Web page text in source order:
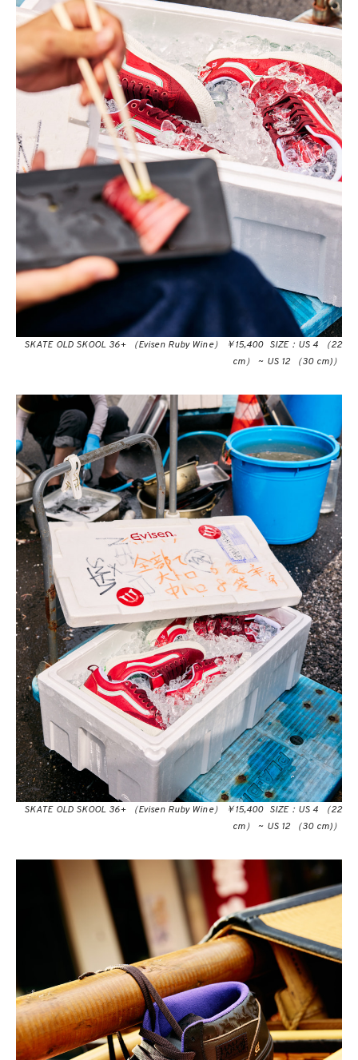
SKATE OLD SKOOL 36+ （Evisen Ruby Wine） ￥15,400 SIZE：US 4 （22
cm） ~ US 12 （30 cm)）
SKATE OLD SKOOL 36+ （Evisen Ruby Wine） ￥15,400 SIZE：US 4 （22
cm） ~ US 12 （30 cm)）